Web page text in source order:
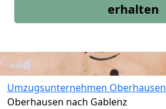
erhalten
Umzugsunternehmen Oberhausen
Oberhausen nach Gablenz